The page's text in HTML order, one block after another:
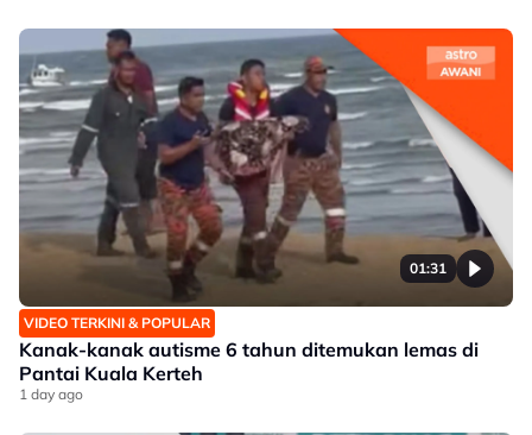
01:31
VIDEO TERKINI & POPULAR
Kanak-kanak autisme 6 tahun ditemukan lemas di
Pantai Kuala Kerteh
1 day ago